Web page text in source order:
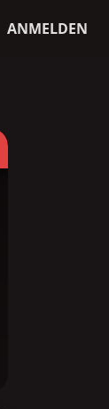
ANMELDEN